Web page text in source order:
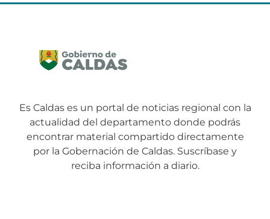
Es Caldas es un portal de noticias regional con la
actualidad del departamento donde podrás
encontrar material compartido directamente
por la Gobernación de Caldas. Suscríbase y
reciba información a diario.